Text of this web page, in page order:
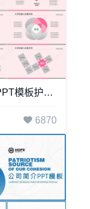
护士护理PPT模板护士医院护理护工通用模板
6870